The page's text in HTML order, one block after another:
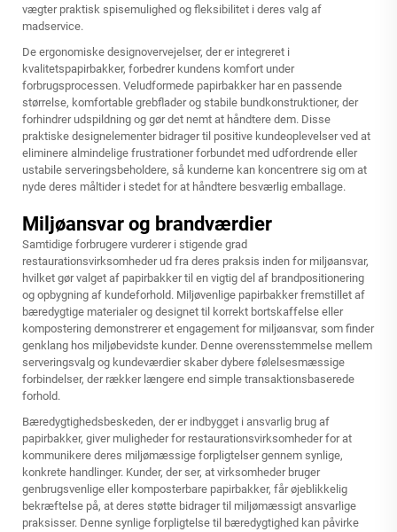
vægter praktisk spisemulighed og fleksibilitet i deres valg af
madservice.
De ergonomiske designovervejelser, der er integreret i
kvalitetspapirbakker, forbedrer kundens komfort under
forbrugsprocessen. Veludformede papirbakker har en passende
størrelse, komfortable grebflader og stabile bundkonstruktioner, der
forhindrer udspildning og gør det nemt at håndtere dem. Disse
praktiske designelementer bidrager til positive kundeoplevelser ved at
eliminere almindelige frustrationer forbundet med udfordrende eller
ustabile serveringsbeholdere, så kunderne kan koncentrere sig om at
nyde deres måltider i stedet for at håndtere besværlig emballage.
Miljøansvar og brandværdier
Samtidige forbrugere vurderer i stigende grad
restaurationsvirksomheder ud fra deres praksis inden for miljøansvar,
hvilket gør valget af papirbakker til en vigtig del af brandpositionering
og opbygning af kundeforhold. Miljøvenlige papirbakker fremstillet af
bæredygtige materialer og designet til korrekt bortskaffelse eller
kompostering demonstrerer et engagement for miljøansvar, som finder
genklang hos miljøbevidste kunder. Denne overensstemmelse mellem
serveringsvalg og kundeværdier skaber dybere følelsesmæssige
forbindelser, der rækker længere end simple transaktionsbaserede
forhold.
Bæredygtighedsbeskeden, der er indbygget i ansvarlig brug af
papirbakker, giver muligheder for restaurationsvirksomheder for at
kommunikere deres miljømæssige forpligtelser gennem synlige,
konkrete handlinger. Kunder, der ser, at virksomheder bruger
genbrugsvenlige eller komposterbare papirbakker, får øjeblikkelig
bekræftelse på, at deres støtte bidrager til miljømæssigt ansvarlige
praksisser. Denne synlige forpligtelse til bæredygtighed kan påvirke